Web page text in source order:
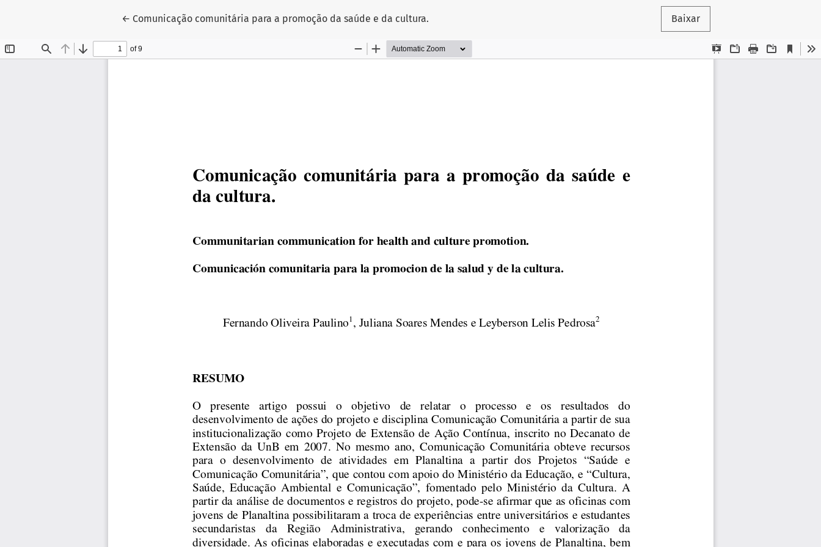
← Voltar aos Detalhes do Artigo
Comunicação comunitária para a promoção da saúde e da cultura. Baixar